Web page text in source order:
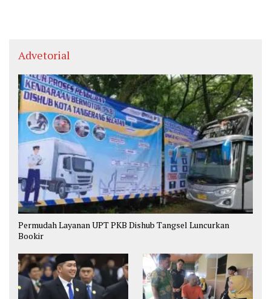
Advetorial
Permudah Layanan UPT PKB Dishub Tangsel Luncurkan
Bookir